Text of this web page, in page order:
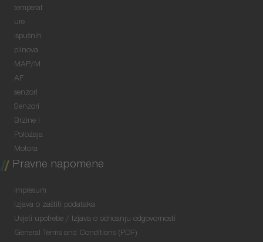
temperat
ure
ispušnih
plinova
MAP/M
AF
senzori
Senzori
Brzine i
Položaja
Motora
Pravne napomene
Impresum
Izjava o zaštiti podataka
Uvjeti upotrebe / Izjava o odricanju odgovornosti
General Terms and Conditions (PDF)